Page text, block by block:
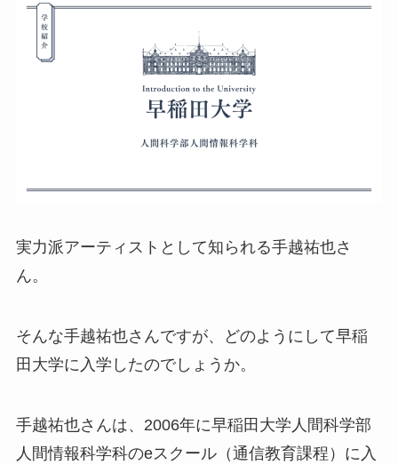
実力派アーティストとして知られる手越祐也さ
ん。
そんな手越祐也さんですが、どのようにして早稲
田大学に入学したのでしょうか。
手越祐也さんは、2006年に早稲田大学人間科学部
人間情報科学科のeスクール（通信教育課程）に入